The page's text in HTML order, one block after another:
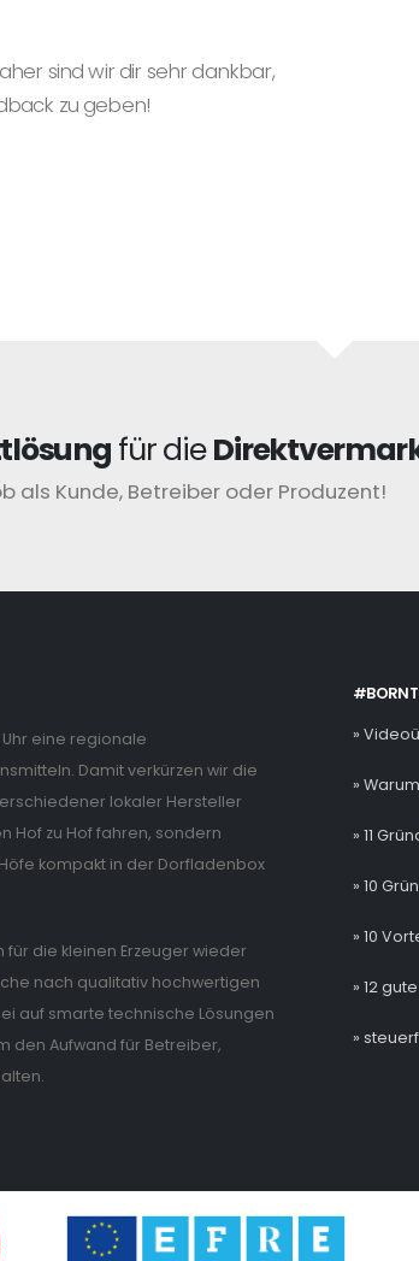
sind wir dir sehr dankbar,
zu geben!
für die
als Kunde, Betreiber oder Produzent!
eine regionale
Damit verkürzen wir die
lokaler Hersteller
Hof zu Hof fahren, sondern
kompakt in der Dorfladenbox
für die kleinen Erzeuger wieder
nach qualitativ hochwertigen
auf smarte technische Lösungen
den Aufwand für Betreiber,
»
»
» 11
» 10
» 10
» 12
»